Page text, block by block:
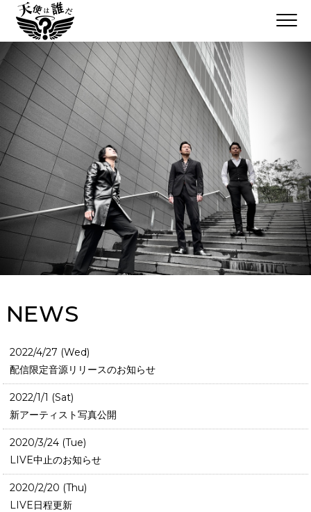
NEWS
2022/4/27 (Wed)
配信限定音源リリースのお知らせ
2022/1/1 (Sat)
新アーティスト写真公開
2020/3/24 (Tue)
LIVE中止のお知らせ
2020/2/20 (Thu)
LIVE日程更新